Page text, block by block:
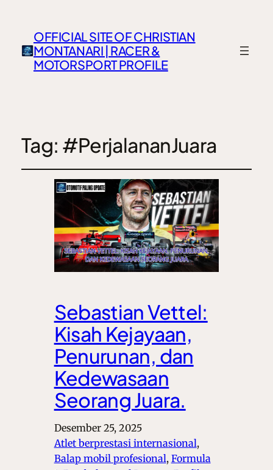
OFFICIAL SITE OF CHRISTIAN
MONTANARI | RACER &
MOTORSPORT PROFILE
Tag: #PerjalananJuara
Sebastian Vettel:
Kisah Kejayaan,
Penurunan, dan
Kedewasaan
Seorang Juara.
Desember 25, 2025
Atlet berprestasi internasional ,
Balap mobil profesional, Formula